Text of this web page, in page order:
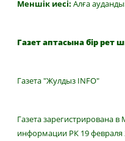
Меншік иесі: Алға
Газет аптасына бір рет
Газета "Жулдыз INFO"
Газета зарегистрирована
информации РК 19 февраля